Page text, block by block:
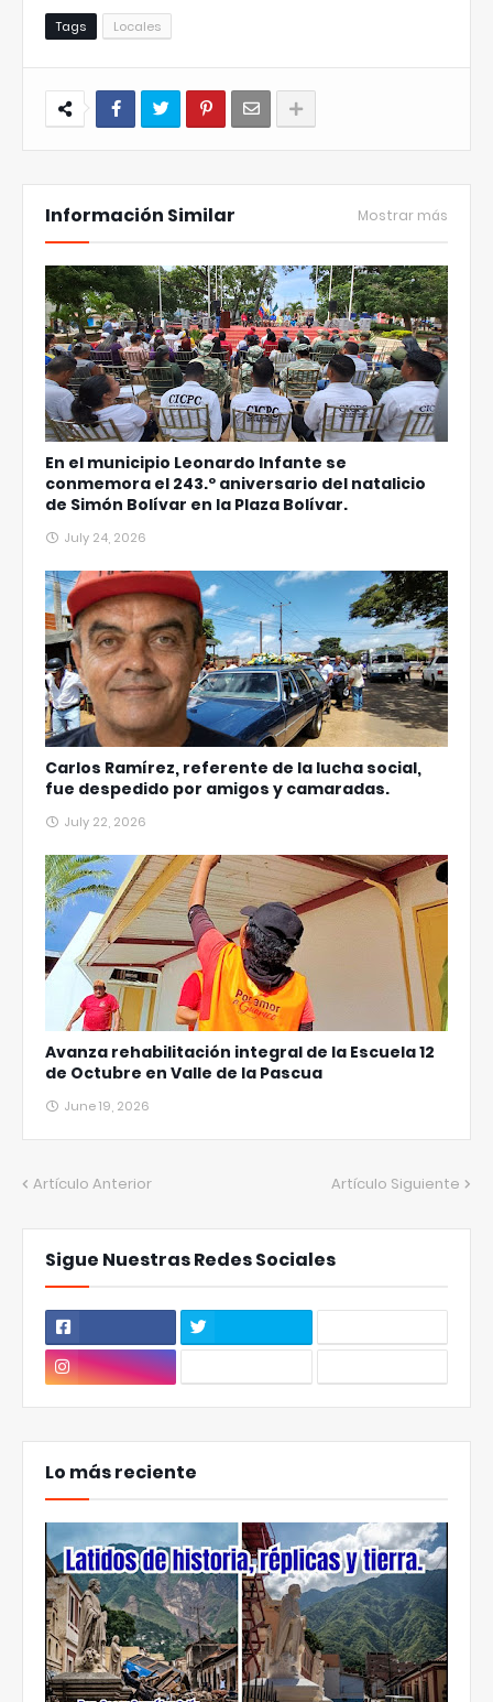
Tags Locales
Información Similar Mostrar más
En el municipio Leonardo Infante se
conmemora el 243.º aniversario del natalicio
de Simón Bolívar en la Plaza Bolívar.
July 24, 2026
Carlos Ramírez, referente de la lucha social,
fue despedido por amigos y camaradas.
July 22, 2026
Avanza rehabilitación integral de la Escuela 12
de Octubre en Valle de la Pascua
June 19, 2026
Artículo Anterior Artículo Siguiente
Sigue Nuestras Redes Sociales
Lo más reciente